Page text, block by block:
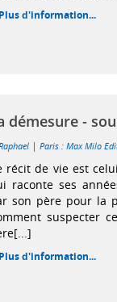
Plus d'information...
démesure -
|Paris : Max Milo
récit de vie est
raconte ses
son père pour la
suspecter
Plus d'information...